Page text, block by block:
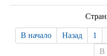
В начало Назад 1
В